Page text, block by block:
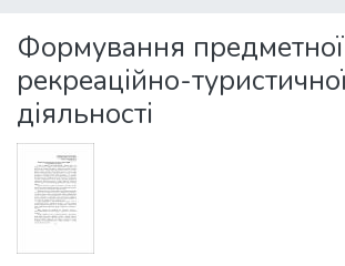
All of DSpace
Statistics
Формування предметної
рекреаційно-
діяльності